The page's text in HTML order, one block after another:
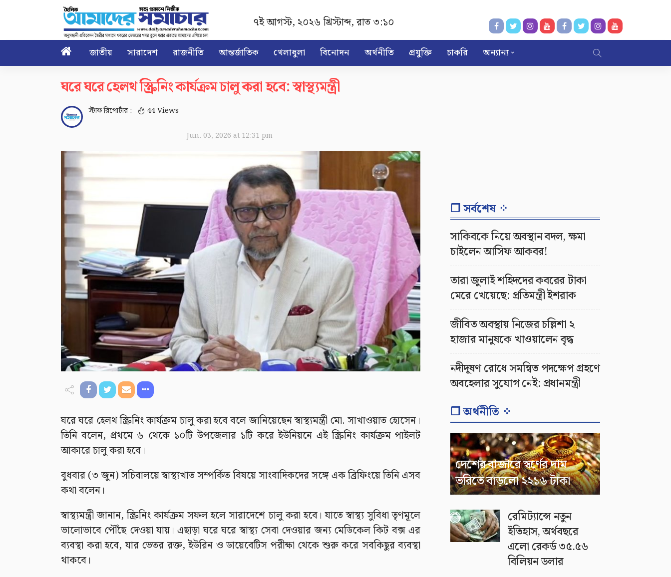
৭ই আগস্ট, ২০২৬ খ্রিস্টাব্দ,রাত ৩:১০
 জাতীয় সারাদেশ রাজনীতি আন্তর্জাতিক খেলাধুলা বিনোদন অর্থনীতি প্রযুক্তি চাকরি অন্যান্য
ঘরে ঘরে হেলথ স্ক্রিনিং কার্যক্রম চালু করা হবে: স্বাস্থ্যমন্ত্রী
স্টাফ রিপোর্টার : 44 Views
Jun. 03, 2026 at 12:31 pm
ঘরে ঘরে হেলথ স্ক্রিনিং কার্যক্রম চালু করা হবে বলে জানিয়েছেন স্বাস্থ্যমন্ত্রী মো. সাখাওয়াত হোসেন।
তিনি বলেন, প্রথমে ৬ থেকে ১০টি উপজেলার ১টি করে ইউনিয়নে এই স্ক্রিনিং কার্যক্রম পাইলট
আকারে চালু করা হবে।
বুধবার (৩ জুন) সচিবালয়ে স্বাস্থ্যখাত সম্পর্কিত বিষয়ে সাংবাদিকদের সঙ্গে এক ব্রিফিংয়ে তিনি এসব
কথা বলেন।
স্বাস্থ্যমন্ত্রী জানান, স্ক্রিনিং কার্যক্রম সফল হলে সারাদেশে চালু করা হবে। যাতে স্বাস্থ্য সুবিধা তৃণমূলে
ভালোভাবে পৌঁছে দেওয়া যায়। এছাড়া ঘরে ঘরে স্বাস্থ্য সেবা দেওয়ার জন্য মেডিকেল কিট বক্স এর
ব্যবস্থা করা হবে, যার ভেতর রক্ত, ইউরিন ও ডায়েবেটিস পরীক্ষা থেকে শুরু করে সবকিছুর ব্যবস্থা
থাকবে।
❐ সর্বশেষ ⁘
সাকিবকে নিয়ে অবস্থান বদল, ক্ষমা
চাইলেন আসিফ আকবর!
তারা জুলাই শহিদদের কবরের টাকা
মেরে খেয়েছে: প্রতিমন্ত্রী ইশরাক
জীবিত অবস্থায় নিজের চল্লিশা ২
হাজার মানুষকে খাওয়ালেন বৃদ্ধ
নদীদূষণ রোধে সমন্বিত পদক্ষেপ গ্রহণে
অবহেলার সুযোগ নেই: প্রধানমন্ত্রী
❐ অর্থনীতি ⁘
দেশের বাজারে স্বর্ণের দাম
ভরিতে বাড়লো ২২১৬ টাকা
রেমিট্যান্সে নতুন
ইতিহাস, অর্থবছরে
এলো রেকর্ড ৩৫.৫৬
বিলিয়ন ডলার